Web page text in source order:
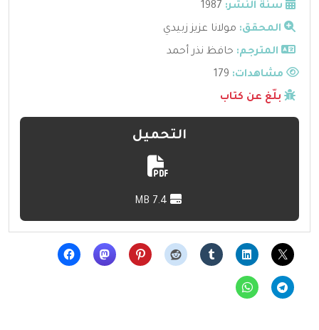
سنة النشر: 1987
المحقق: مولانا عزيز زبيدي
المترجم: حافظ نذر أحمد
مشاهدات:
بلّغ عن كتاب
التحميل